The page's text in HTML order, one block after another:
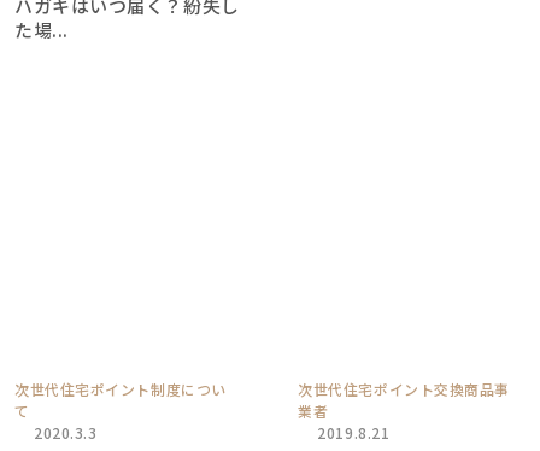
ハガキはいつ届く？紛失し
た場...
次世代住宅ポイント制度につい
て
2020.3.3
次世代住宅ポイント交換商品事
業者
2019.8.21